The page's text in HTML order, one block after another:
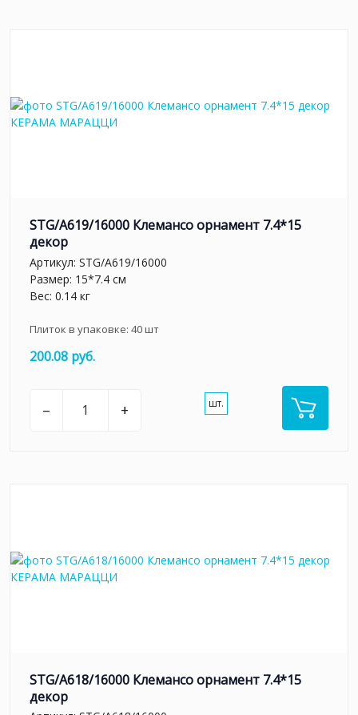
STG/A619/16000 Клемансо орнамент 7.4*15
декор
Артикул: STG/A619/16000
Размер: 15*7.4 см
Вес: 0.14 кг
Плиток в упаковке: 40шт
200.08 руб.
– + шт.
STG/A618/16000 Клемансо орнамент 7.4*15
декор